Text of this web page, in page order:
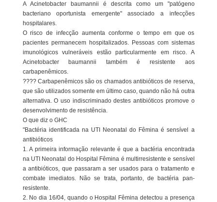
A Acinetobacter baumannii é descrita como um "patógeno
bacteriano oportunista emergente" associado a infecções
hospitalares.
O risco de infecção aumenta conforme o tempo em que os
pacientes permanecem hospitalizados. Pessoas com sistemas
imunológicos vulneráveis estão particularmente em risco. A
Acinetobacter baumannii também é resistente aos
carbapenêmicos.
???? Carbapenêmicos são os chamados antibióticos de reserva,
que são utilizados somente em último caso, quando não há outra
alternativa. O uso indiscriminado destes antibióticos promove o
desenvolvimento de resistência.
O que diz o GHC
"Bactéria identificada na UTI Neonatal do Fêmina é sensível a
antibióticos
1. A primeira informação relevante é que a bactéria encontrada
na UTI Neonatal do Hospital Fêmina é multirresistente e sensível
a antibióticos, que passaram a ser usados para o tratamento e
combate imediatos. Não se trata, portanto, de bactéria pan-
resistente.
2. No dia 16/04, quando o Hospital Fêmina detectou a presença